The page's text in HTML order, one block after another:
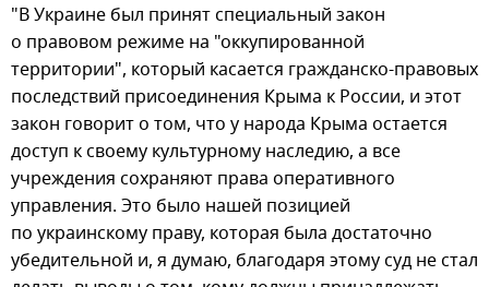
"В Украине был принят специальный закон
о правовом режиме на "оккупированной
территории", который касается гражданско-правовых
последствий присоединения Крыма к России, и этот
закон говорит о том, что у народа Крыма остается
доступ к своему культурному наследию, а все
учреждения сохраняют права оперативного
управления. Это было нашей позицией
по украинскому праву, которая была достаточно
убедительной и, я думаю, благодаря этому суд не стал